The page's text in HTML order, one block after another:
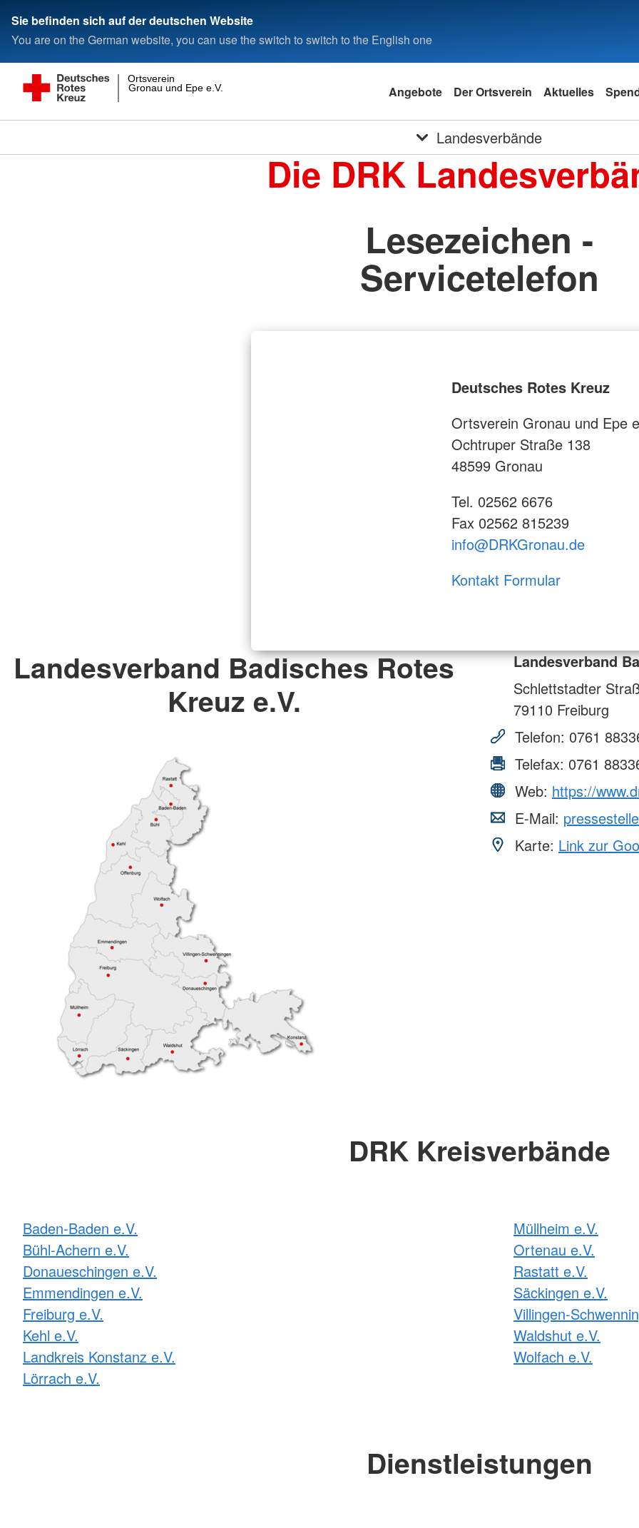
Sie befinden sich auf der deutschen Website
You are on the German website, you can use the switch to switch to the English one
Gronau und Epe e.V.
Ortsverein
Angebote Der Ortsverein Aktuelles
Landesverbände
Die DRK
Lesezeichen -
Servicetelefon
Deutsches Rotes Kreuz
Ortsverein Gronau und Epe
Ochtruper Straße 138
48599 Gronau
Tel. 02562 6676
Fax 02562 815239
info@DRKGronau.de
Kontakt Formular
Landesverband Badisches Rotes
Kreuz e.V.
Landesverband
Schlettstadter
79110 Freiburg
Telefon: 0761
Telefax: 0761
Web: https://
E-Mail:
Karte: Link zur
DRK Kreisverbände
Baden-Baden e.V.
Bühl-Achern e.V.
Donaueschingen e.V.
Emmendingen e.V.
Freiburg e.V.
Kehl e.V.
Landkreis Konstanz e.V.
Lörrach e.V.
Müllheim e.V.
Ortenau e.V.
Rastatt e.V.
Säckingen e.V.
Villingen-
Waldshut e.V.
Wolfach e.V.
Dienstleistungen